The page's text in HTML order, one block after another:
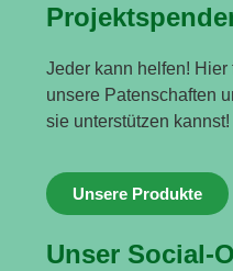
Jeder kann helfen!
unsere Patenschaften
sie unterstützen kannst!
Unsere Produkte
Unser Social-